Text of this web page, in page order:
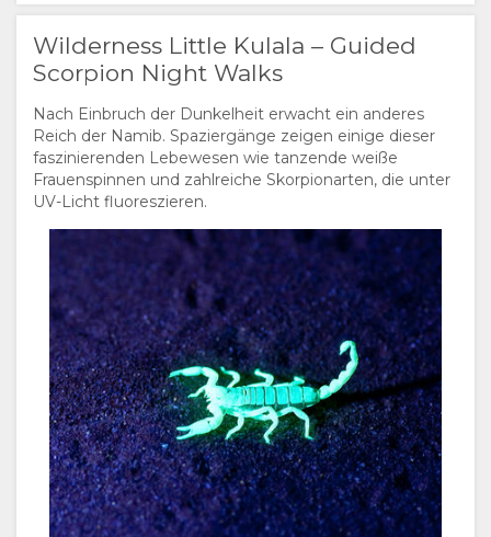
Wilderness Little Kulala – Guided
Scorpion Night Walks
Nach Einbruch der Dunkelheit erwacht ein anderes
Reich der Namib. Spaziergänge zeigen einige dieser
faszinierenden Lebewesen wie tanzende weiße
Frauenspinnen und zahlreiche Skorpionarten, die unter
UV-Licht fluoreszieren.